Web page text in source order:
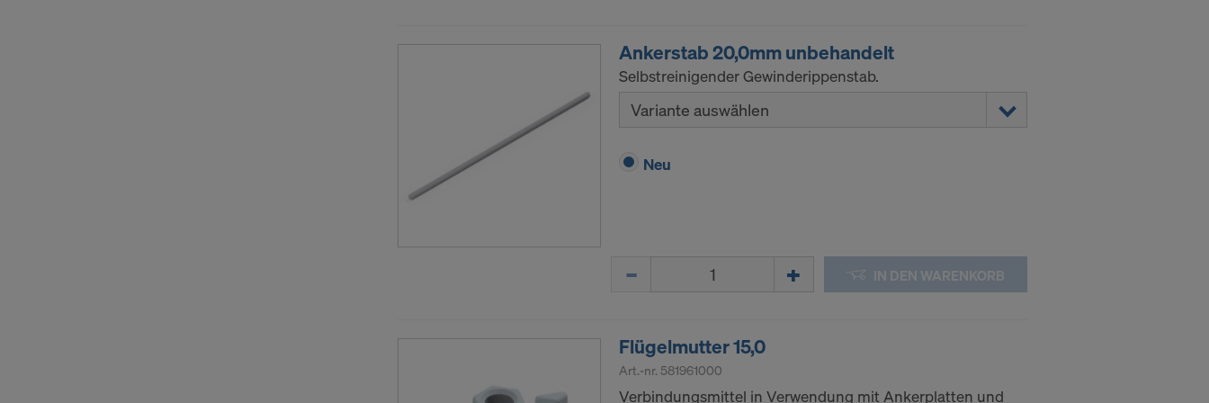
Ankerstab 20,0mm unbehandelt
Selbstreinigender Gewinderippenstab.
Variante auswählen
Neu
IN DEN WARENKORB
Flügelmutter 15,0
Art.-nr. 581961000
Verbindungsmittel in Verwendung mit Ankerplatten und